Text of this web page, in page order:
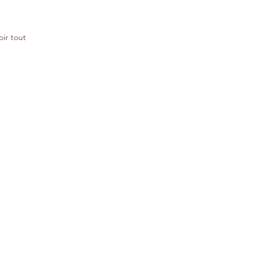
tout